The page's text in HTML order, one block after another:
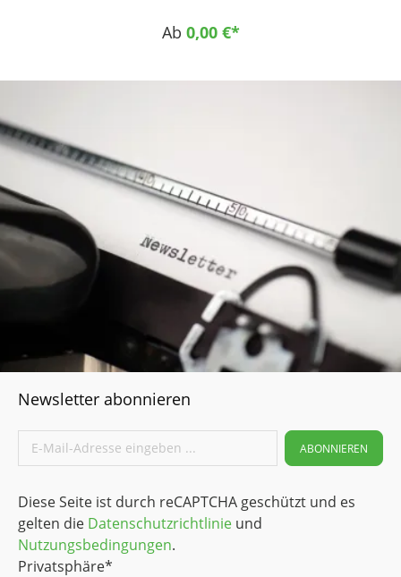
Einsatztemperaturen und hohen mechanischen
Ab 0,00 €*
Newsletter abonnieren
ABONNIEREN
Diese Seite ist durch reCAPTCHA geschützt und es
gelten die Datenschutzrichtlinie und
Nutzungsbedingungen.
Privatsphäre*